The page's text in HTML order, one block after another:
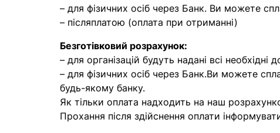
– для фізичних осіб через Банк. Ви можете
– післяплатою (оплата при отриманні)
Безготівковий розрахунок:
– для організацій будуть надані всі необхідні
– для фізичних осіб через Банк.Ви можете
будь-якому банку.
Як тільки оплата надходить на наш
Прохання після здійснення оплати